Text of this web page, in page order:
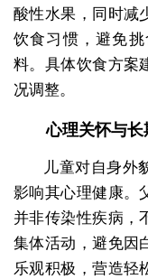
酸性水果，同时减
饮食习惯，避免
料。具体饮食方案
况调整。
心理关怀与长
儿童对自身外
影响其心理健康。
并非传染性疾病，
集体活动，避免因
乐观积极，营造轻